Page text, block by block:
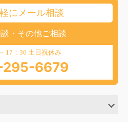
にメール相談
・その他ご相談
17：30 土日祝休み
6679